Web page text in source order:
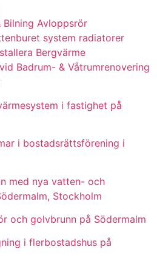
Bilning Avloppsrör
system radiatorer
Bergvärme
Badrum- & Våtrumrenovering
i fastighet på
i bostadsrättsförening i
med nya vatten- och
Stockholm
och golvbrunn på Södermalm
i flerbostadshus på